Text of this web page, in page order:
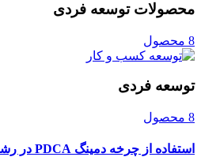
محصولات توسعه فردی
8 محصول
توسعه فردی
8 محصول
استفاده از چرخه دمینگ PDCA در رشد شخصی